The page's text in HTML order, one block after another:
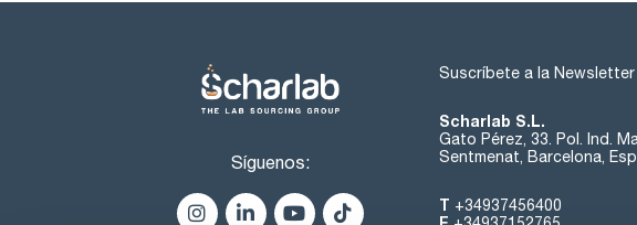
Síguenos:
Suscríbete a la Newsletter
Scharlab S.L.
Gato Pérez, 33. Pol. Ind.
Sentmenat, Barcelona,
T +34937456400